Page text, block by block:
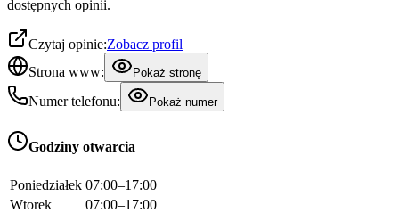
dostępnych opinii.
Czytaj opinie:Zobacz profil
Strona www:
Pokaż stronę
Numer telefonu: Pokaż numer
Godziny otwarcia
Poniedziałek 07:00–17:00
Wtorek
07:00–17:00